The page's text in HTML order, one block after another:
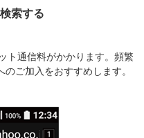
索する
ト通信料がかかります。頻繁
ご加入をおすすめします。